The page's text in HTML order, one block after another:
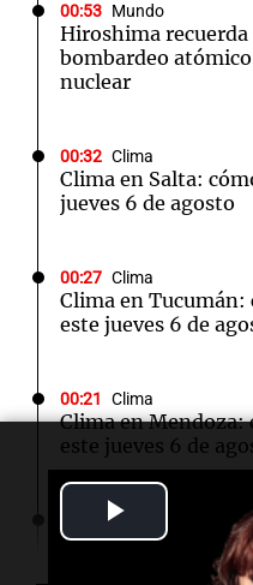
Video
00:53 Mundo
Hiroshima recuerda
bombardeo
nuclear
00:32 Clima
Clima en Salta:
jueves 6 de agosto
00:27 Clima
Clima en Tucumán:
este jueves 6 de
00:21 Clima
Clima en Mendoza:
este jueves 6 de
Clima
Clima en Santa Fe:
jueves 6 de agosto